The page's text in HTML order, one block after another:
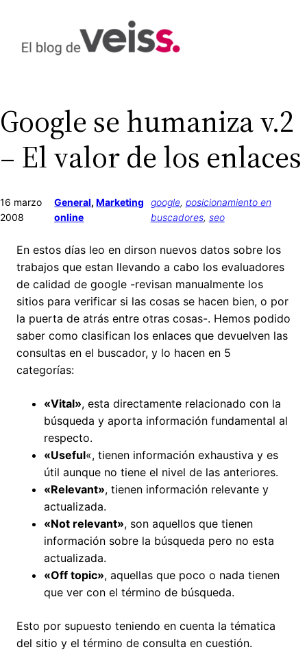
contenido
Google se humaniza v.2
– El valor de los enlaces
16 marzo
2008
General, Marketing
online
google, posicionamiento en
buscadores, seo
En estos días leo en dirson nuevos datos sobre los
trabajos que estan llevando a cabo los evaluadores
de calidad de google -revisan manualmente los
sitios para verificar si las cosas se hacen bien, o por
la puerta de atrás entre otras cosas-. Hemos podido
saber como clasifican los enlaces que devuelven las
consultas en el buscador, y lo hacen en 5
categorías:
«Vital», esta directamente relacionado con la
búsqueda y aporta información fundamental al
respecto.
«Useful«, tienen información exhaustiva y es
útil aunque no tiene el nivel de las anteriores.
«Relevant», tienen información relevante y
actualizada.
«Not relevant», son aquellos que tienen
información sobre la búsqueda pero no esta
actualizada.
«Off topic», aquellas que poco o nada tienen
que ver con el término de búsqueda.
Esto por supuesto teniendo en cuenta la tématica
del sitio y el término de consulta en cuestión.